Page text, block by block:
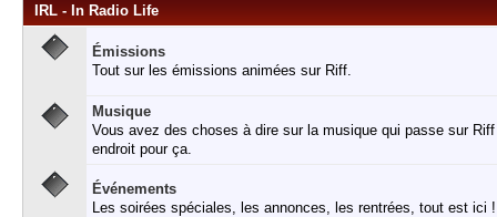
IRL - In Radio Life
Émissions
Tout sur les émissions animées sur Riff.
Musique
Vous avez des choses à dire sur la musique qui passe sur
endroit pour ça.
Événements
Les soirées spéciales, les annonces, les rentrées, tout est ici !